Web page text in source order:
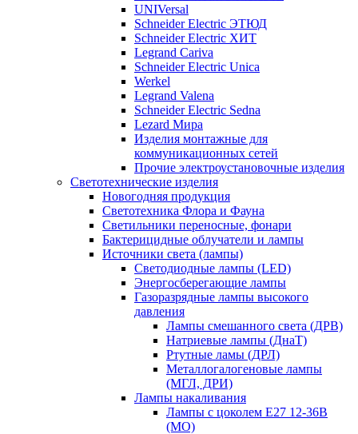
UNIVersal
Schneider Electric ЭТЮД
Schneider Electric ХИТ
Legrand Cariva
Schneider Electric Unica
Werkel
Legrand Valena
Schneider Electric Sedna
Lezard Мира
Изделия монтажные для
коммуникационных сетей
Прочие электроустановочные изделия
Светотехнические изделия
Новогодняя продукция
Светотехника Флора и Фауна
Светильники переносные, фонари
Бактерицидные облучатели и лампы
Источники света (лампы)
Светодиодные лампы (LED)
Энергосберегающие лампы
Газоразрядные лампы высокого
давления
Лампы смешанного света (ДРВ)
Натриевые лампы (ДнаТ)
Ртутные ламы (ДРЛ)
Металлогалогеновые лампы
(МГЛ, ДРИ)
Лампы накаливания
Лампы с цоколем Е27 12-36В
(МО)